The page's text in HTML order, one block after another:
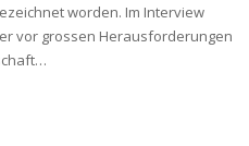
worden. Im Interview
vor grossen Herausforderungen